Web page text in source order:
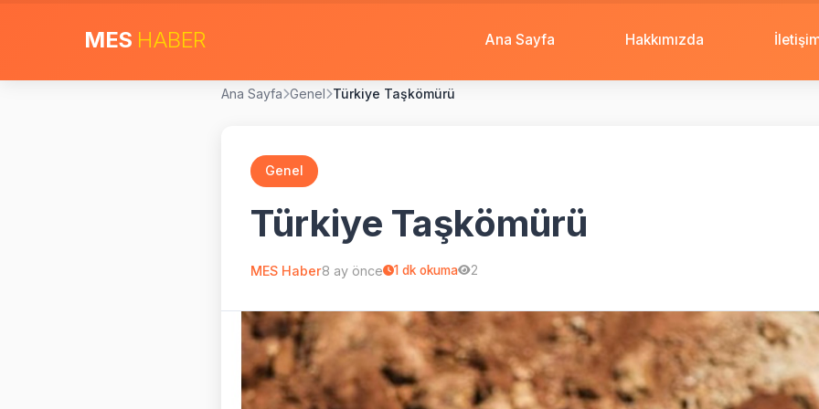
MES HABER Ana Sayfa Hakkımızda
Ana Sayfa Genel Türkiye Taşkömürü
Genel
Türkiye Taşkömürü
MES Haber8 ay önce 1 dk okuma 2